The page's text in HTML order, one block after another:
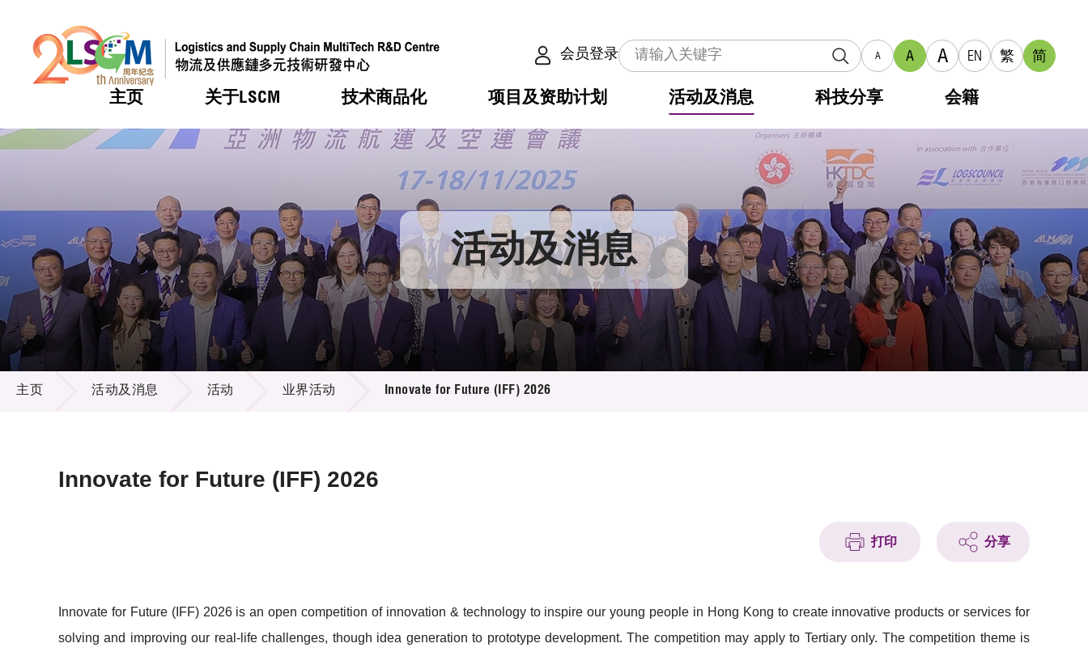
会员登录 A A A EN 繁 简
主页 关于LSCM
热门 机构简介
组织架构
组织架构
董事局
研究顾问
招标通告
技术商品化
热门 服务
可获授权之技术
应用于公共服务之创新技术
重点项目
项目及资助计划
热门 合作计划
资助计划
资助计划
税务优惠
申请
评审
征求研发项目计划书
项目资料库
活动及消息
热门 活动
奖项
新闻中心
媒体报导
新闻稿
资讯中心
多媒体
出版刊物
科技分享 会籍
热门 会籍及服务
会员列表
会员登入 活动及消息
活动及消息
主页 活动及消息 活动 业界活动 Innovate for Future (IFF) 2026
Innovate for Future (IFF) 2026
打印 分享
Innovate for Future (IFF) 2026 is an open competition of innovation & technology to inspire our young people in Hong Kong to create innovative products or services for
solving and improving our real-life challenges, though idea generation to prototype development. The competition may apply to Tertiary only. The competition theme is